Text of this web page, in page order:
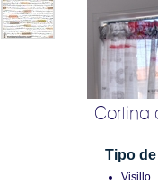
Tipo
Visillo